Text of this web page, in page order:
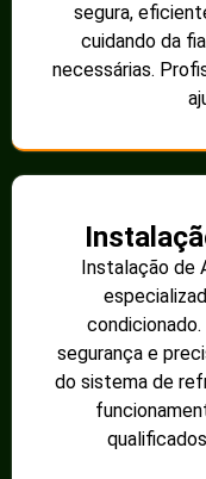
segura,
cuidando da
necessárias.
Instalação de
segurança e
do sistema de